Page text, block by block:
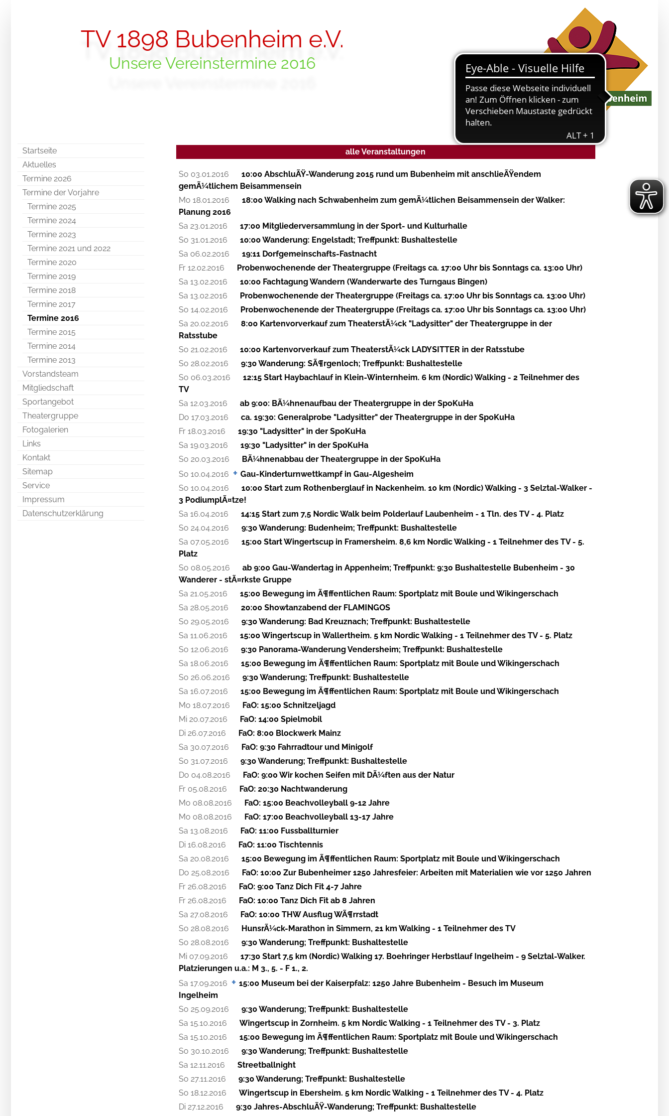
TV 1898 Bubenheim e.V.
Unsere Vereinstermine 2016
Startseite
Aktuelles
Termine 2026
Termine der Vorjahre
Termine 2025
Termine 2024
Termine 2023
Termine 2021 und 2022
Termine 2020
Termine 2019
Termine 2018
Termine 2017
Termine 2016
Termine 2015
Termine 2014
Termine 2013
Vorstandsteam
Mitgliedschaft
Sportangebot
Theatergruppe
Fotogalerien
Links
Kontakt
Sitemap
Service
Impressum
Datenschutzerklärung
alle Veranstaltungen
So 03.01.2016
10:00 AbschluÃŸ-Wanderung 2015 rund um Bubenheim mit anschlieÃŸendem
gemÃ¼tlichem Beisammensein
Mo 18.01.2016
18:00 Walking nach Schwabenheim zum gemÃ¼tlichen Beisammensein der Walker:
Planung 2016
Sa 23.01.2016
17:00 Mitgliederversammlung in der Sport- und Kulturhalle
So 31.01.2016
10:00 Wanderung: Engelstadt; Treffpunkt: Bushaltestelle
Sa 06.02.2016
19:11 Dorfgemeinschafts-Fastnacht
Fr 12.02.2016
Probenwochenende der Theatergruppe (Freitags ca. 17:00 Uhr bis Sonntags ca. 13:00 Uhr)
Sa 13.02.2016
10:00 Fachtagung Wandern (Wanderwarte des Turngaus Bingen)
Sa 13.02.2016
Probenwochenende der Theatergruppe (Freitags ca. 17:00 Uhr bis Sonntags ca. 13:00 Uhr)
So 14.02.2016
Probenwochenende der Theatergruppe (Freitags ca. 17:00 Uhr bis Sonntags ca. 13:00 Uhr)
Sa 20.02.2016
8:00 Kartenvorverkauf zum TheaterstÃ¼ck "Ladysitter" der Theatergruppe in der
Ratsstube
So 21.02.2016
10:00 Kartenvorverkauf zum TheaterstÃ¼ck LADYSITTER in der Ratsstube
So 28.02.2016
9:30 Wanderung: SÃ¶rgenloch; Treffpunkt: Bushaltestelle
So 06.03.2016
12:15 Start Haybachlauf in Klein-Winternheim. 6 km (Nordic) Walking - 2 Teilnehmer des
TV
Sa 12.03.2016
ab 9:00: BÃ¼hnenaufbau der Theatergruppe in der SpoKuHa
Do 17.03.2016
ca. 19:30: Generalprobe "Ladysitter" der Theatergruppe in der SpoKuHa
Fr 18.03.2016
19:30 "Ladysitter" in der SpoKuHa
Sa 19.03.2016
19:30 "Ladysitter" in der SpoKuHa
So 20.03.2016
BÃ¼hnenabbau der Theatergruppe in der SpoKuHa
So 10.04.2016
Gau-Kinderturnwettkampf in Gau-Algesheim
So 10.04.2016
10:00 Start zum Rothenberglauf in Nackenheim. 10 km (Nordic) Walking - 3 Selztal-Walker -
3 PodiumplÃ¤tze!
Sa 16.04.2016
14:15 Start zum 7,5 Nordic Walk beim Polderlauf Laubenheim - 1 Tln. des TV - 4. Platz
So 24.04.2016
9:30 Wanderung: Budenheim; Treffpunkt: Bushaltestelle
Sa 07.05.2016
15:00 Start Wingertscup in Framersheim. 8,6 km Nordic Walking - 1 Teilnehmer des TV - 5.
Platz
So 08.05.2016
ab 9:00 Gau-Wandertag in Appenheim; Treffpunkt: 9:30 Bushaltestelle Bubenheim - 30
Wanderer - stÃ¤rkste Gruppe
Sa 21.05.2016
15:00 Bewegung im Ã¶ffentlichen Raum: Sportplatz mit Boule und Wikingerschach
Sa 28.05.2016
20:00 Showtanzabend der FLAMINGOS
So 29.05.2016
9:30 Wanderung: Bad Kreuznach; Treffpunkt: Bushaltestelle
Sa 11.06.2016
15:00 Wingertscup in Wallertheim. 5 km Nordic Walking - 1 Teilnehmer des TV - 5. Platz
So 12.06.2016
9:30 Panorama-Wanderung Vendersheim; Treffpunkt: Bushaltestelle
Sa 18.06.2016
15:00 Bewegung im Ã¶ffentlichen Raum: Sportplatz mit Boule und Wikingerschach
So 26.06.2016
9:30 Wanderung; Treffpunkt: Bushaltestelle
Sa 16.07.2016
15:00 Bewegung im Ã¶ffentlichen Raum: Sportplatz mit Boule und Wikingerschach
Mo 18.07.2016
FaO: 15:00 Schnitzeljagd
Mi 20.07.2016
FaO: 14:00 Spielmobil
Di 26.07.2016
FaO: 8:00 Blockwerk Mainz
Sa 30.07.2016
FaO: 9:30 Fahrradtour und Minigolf
So 31.07.2016
9:30 Wanderung; Treffpunkt: Bushaltestelle
Do 04.08.2016
FaO: 9:00 Wir kochen Seifen mit DÃ¼ften aus der Natur
Fr 05.08.2016
FaO: 20:30 Nachtwanderung
Mo 08.08.2016
FaO: 15:00 Beachvolleyball 9-12 Jahre
Mo 08.08.2016
FaO: 17:00 Beachvolleyball 13-17 Jahre
Sa 13.08.2016
FaO: 11:00 Fussballturnier
Di 16.08.2016
FaO: 11:00 Tischtennis
Sa 20.08.2016
15:00 Bewegung im Ã¶ffentlichen Raum: Sportplatz mit Boule und Wikingerschach
Do 25.08.2016
FaO: 10:00 Zur Bubenheimer 1250 Jahresfeier: Arbeiten mit Materialien wie vor 1250 Jahren
Fr 26.08.2016
FaO: 9:00 Tanz Dich Fit 4-7 Jahre
Fr 26.08.2016
FaO: 10:00 Tanz Dich Fit ab 8 Jahren
Sa 27.08.2016
FaO: 10:00 THW Ausflug WÃ¶rrstadt
So 28.08.2016
HunsrÃ¼ck-Marathon in Simmern, 21 km Walking - 1 Teilnehmer des TV
So 28.08.2016
9:30 Wanderung; Treffpunkt: Bushaltestelle
Mi 07.09.2016
17:30 Start 7,5 km (Nordic) Walking 17. Boehringer Herbstlauf Ingelheim - 9 Selztal-Walker.
Platzierungen u.a.: M 3., 5. - F 1., 2.
Sa 17.09.2016
15:00 Museum bei der Kaiserpfalz: 1250 Jahre Bubenheim - Besuch im Museum
Ingelheim
So 25.09.2016
9:30 Wanderung; Treffpunkt: Bushaltestelle
Sa 15.10.2016
Wingertscup in Zornheim. 5 km Nordic Walking - 1 Teilnehmer des TV - 3. Platz
Sa 15.10.2016
15:00 Bewegung im Ã¶ffentlichen Raum: Sportplatz mit Boule und Wikingerschach
So 30.10.2016
9:30 Wanderung; Treffpunkt: Bushaltestelle
Sa 12.11.2016
Streetballnight
So 27.11.2016
9:30 Wanderung; Treffpunkt: Bushaltestelle
So 18.12.2016
Wingertscup in Ebersheim. 5 km Nordic Walking - 1 Teilnehmer des TV - 4. Platz
Di 27.12.2016
9:30 Jahres-AbschluÃŸ-Wanderung; Treffpunkt: Bushaltestelle